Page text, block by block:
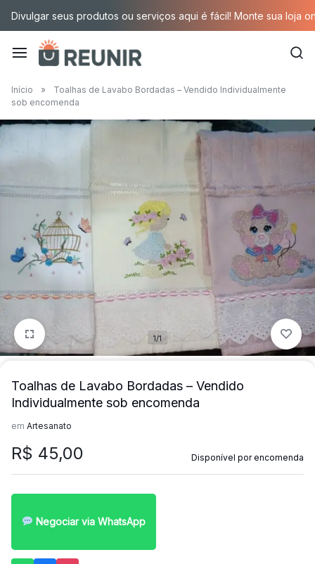
conteúdo
Divulgar seus produtos ou serviços aqui é fácil! Monte sua loja
a
tecnologia
trabalho
decente
para
quem
mais
Início »
Toalhas de Lavabo Bordadas – Vendido Individualmente
sob encomenda
1/1
Toalhas de Lavabo Bordadas – Vendido
Individualmente sob encomenda
em Artesanato
R$ 45,00 Disponível por encomenda
Negociar via WhatsApp